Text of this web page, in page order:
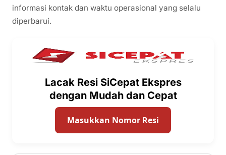
informasi kontak dan waktu operasional yang selalu
diperbarui.
Lacak Resi SiCepat Ekspres
dengan Mudah dan Cepat
Masukkan Nomor Resi